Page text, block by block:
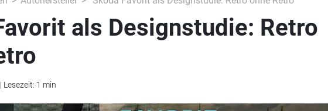
als Designstudie: Retro
Lesezeit: 1 min